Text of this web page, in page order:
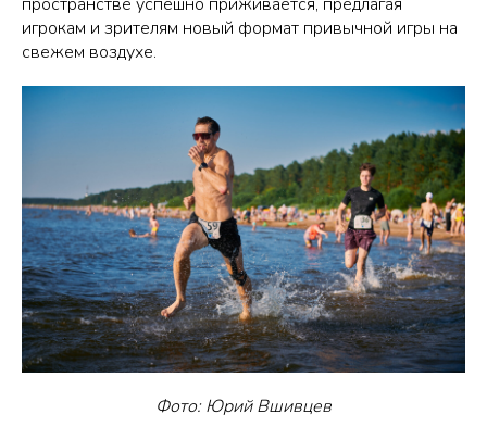
игрокам и зрителям новый формат привычной игры на
свежем воздухе.
Фото: Юрий Вшивцев